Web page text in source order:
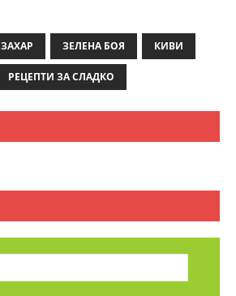
ЗАХАР ЗЕЛЕНА БОЯ КИВИ
РЕЦЕПТИ ЗА СЛАДКО